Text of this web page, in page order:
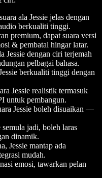
ala Jessie jelas dengan
berkualiti tinggi.
premium, dapat suara versi
& pembatal hingar latar.
Jessie dengan ciri terjemah
pelbagai bahasa.
berkualiti tinggi dengan
Jessie realistik termasuk
untuk pembangun.
Jessie boleh disuaikan —
semula jadi, boleh laras
dinamik.
Jessie mantap ada
mudah.
emosi, tawarkan pelan